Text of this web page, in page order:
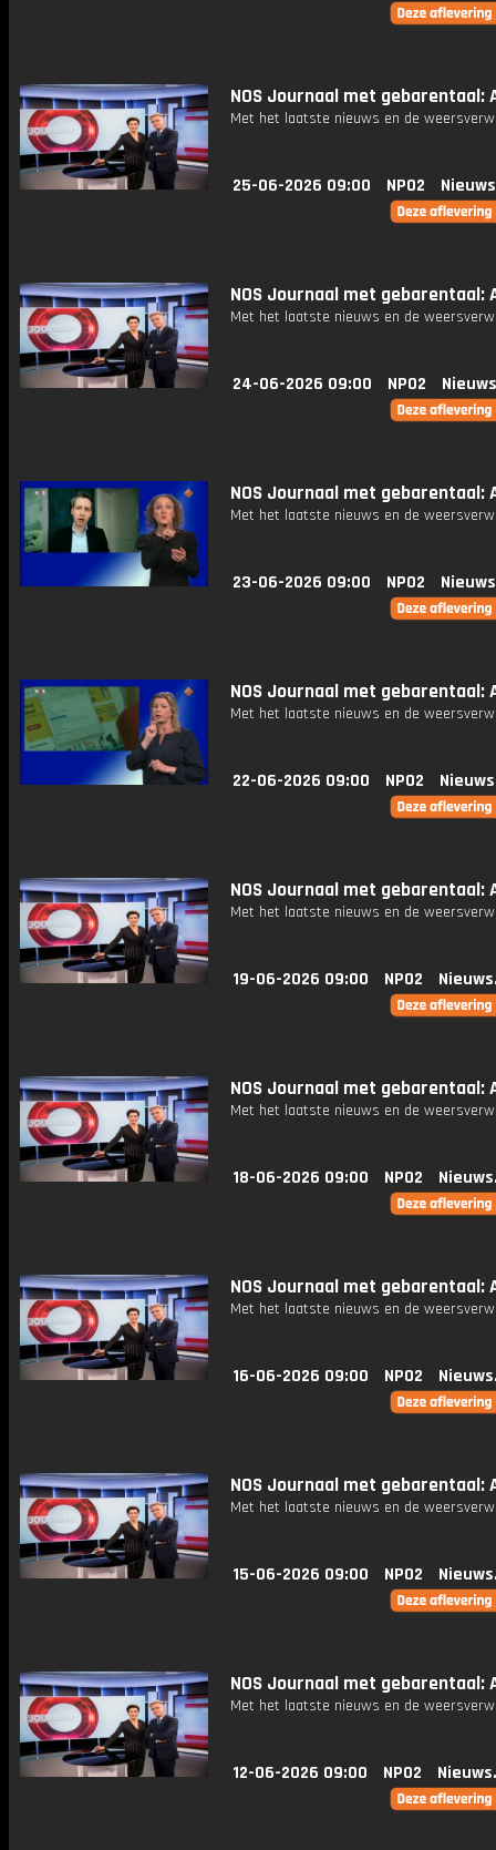
NOS Journaal met gebarentaal:
Met het laatste nieuws en de
25-06-2026 09:00 NPO2
NOS Journaal met gebarentaal:
Met het laatste nieuws en de
24-06-2026 09:00 NPO2
NOS Journaal met gebarentaal:
Met het laatste nieuws en de
23-06-2026 09:00 NPO2
NOS Journaal met gebarentaal:
Met het laatste nieuws en de
22-06-2026 09:00 NPO2
NOS Journaal met gebarentaal:
Met het laatste nieuws en de
19-06-2026 09:00 NPO2
NOS Journaal met gebarentaal:
Met het laatste nieuws en de
18-06-2026 09:00 NPO2
NOS Journaal met gebarentaal:
Met het laatste nieuws en de
16-06-2026 09:00 NPO2
NOS Journaal met gebarentaal:
Met het laatste nieuws en de
15-06-2026 09:00 NPO2
NOS Journaal met gebarentaal:
Met het laatste nieuws en de
12-06-2026 09:00 NPO2